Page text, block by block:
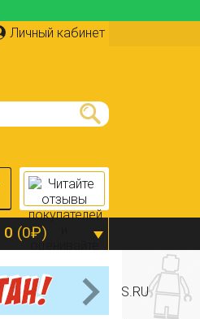
Личный кабинет
0 (0₽)